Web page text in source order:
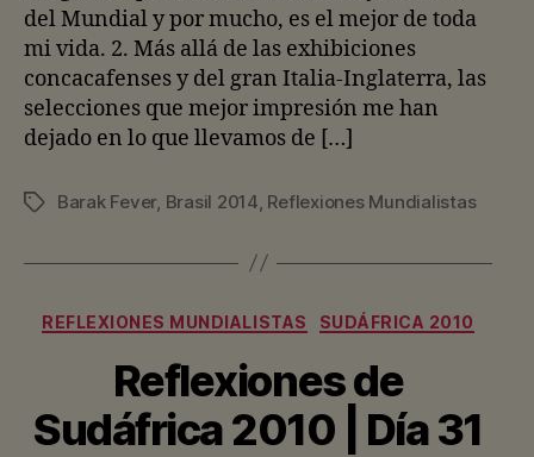
del Mundial y por mucho, es el mejor de toda
mi vida. 2. Más allá de las exhibiciones
concacafenses y del gran Italia-Inglaterra, las
selecciones que mejor impresión me han
dejado en lo que llevamos de […]
Etiquetas
Barak Fever, Brasil 2014 Reflexiones Mundialistas
Categorías
REFLEXIONES MUNDIALISTAS SUDÁFRICA 2010
Reflexiones de
Sudáfrica 2010 | Día 31